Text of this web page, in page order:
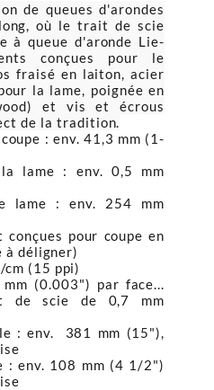
de queues d'arondes
où le trait de scie
à queue d'aronde Lie-
conçues pour le
fraisé en laiton, acier
la lame, poignée en
et vis et écrous
de la tradition.
: env. 41,3 mm (1-
la lame : env. 0,5 mm
lame : env. 254 mm
conçues pour coupe en
à déligner)
cm (15 ppi)
(0.003") par face...
de scie de 0,7 mm
: env. 381 mm (15"),
: env. 108 mm (4 1/2")